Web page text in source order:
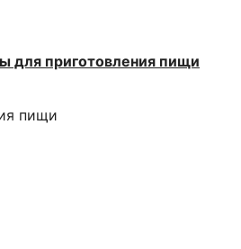
для приготовления пищи
пищи